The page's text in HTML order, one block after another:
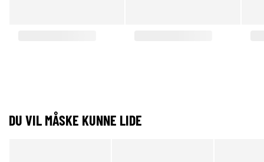
DU VIL MÅSKE KUNNE LIDE